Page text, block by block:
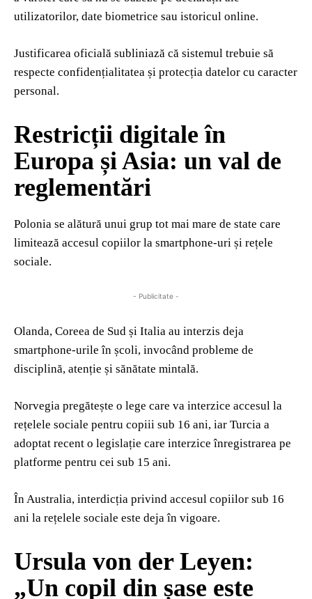
utilizatorilor, date biometrice sau istoricul online.
Justificarea oficială subliniază că sistemul trebuie să
respecte confidențialitatea și protecția datelor cu caracter
personal.
Restricții digitale în
Europa și Asia: un val de
reglementări
Polonia se alătură unui grup tot mai mare de state care
limitează accesul copiilor la smartphone-uri și rețele
sociale.
- Publicitate -
Olanda, Coreea de Sud și Italia au interzis deja
smartphone-urile în școli, invocând probleme de
disciplină, atenție și sănătate mintală.
Norvegia pregătește o lege care va interzice accesul la
rețelele sociale pentru copiii sub 16 ani, iar Turcia a
adoptat recent o legislație care interzice înregistrarea pe
platforme pentru cei sub 15 ani.
În Australia, interdicția privind accesul copiilor sub 16
ani la rețelele sociale este deja în vigoare.
Ursula von der Leyen:
„Un copil din șase este